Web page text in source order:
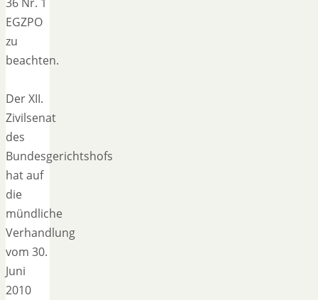
EGZPO
zu
beachten.
Der XII.
Zivilsenat
des
Bundesgerichtshofs
hat auf
die
mündliche
Verhandlung
vom 30.
Juni
2010